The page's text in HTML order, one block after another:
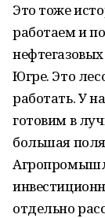
Это тоже
работаем и
Югре. Это
работать. У
готовим в
большая
отдельно